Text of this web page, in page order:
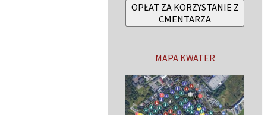
OPŁAT ZA KORZYSTANIE Z
CMENTARZA
MAPA KWATER